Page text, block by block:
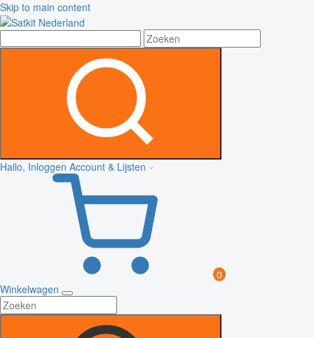
Skip to main content
Hallo, Inloggen Account & Lijsten
0
Winkelwagen